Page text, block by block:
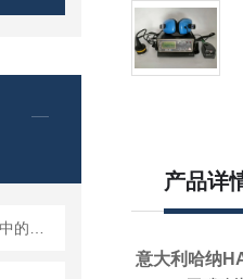
产品详
意大利哈纳